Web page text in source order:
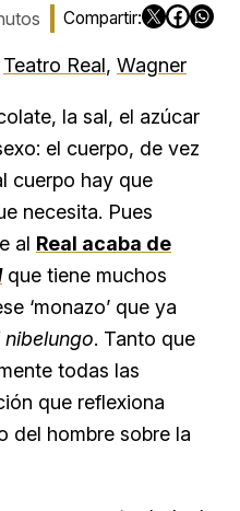
Teatro Real, Wagner
la sal, el azúcar
el cuerpo, de vez
cuerpo hay que
necesita. Pues
al Real acaba de
que tiene muchos
‘monazo’ que ya
. Tanto que
todas las
que reflexiona
del hombre sobre la